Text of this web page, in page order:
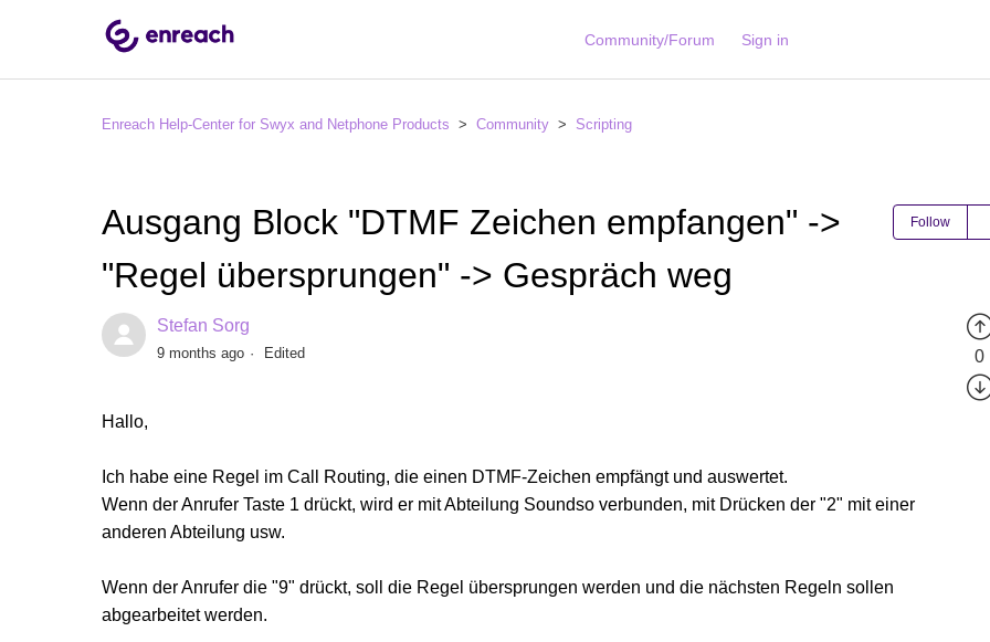
Community/Forum Sign in
Enreach Help-Center for Swyx and Netphone Products Community Scripting
Ausgang Block "DTMF Zeichen empfangen" ->
"Regel übersprungen" -> Gespräch weg
Follow
Stefan Sorg
9 months ago Edited
Hallo,
Ich habe eine Regel im Call Routing, die einen DTMF-Zeichen empfängt und auswertet.
Wenn der Anrufer Taste 1 drückt, wird er mit Abteilung Soundso verbunden, mit Drücken der "2" mit einer
anderen Abteilung usw.
Wenn der Anrufer die "9" drückt, soll die Regel übersprungen werden und die nächsten Regeln sollen
abgearbeitet werden.
0